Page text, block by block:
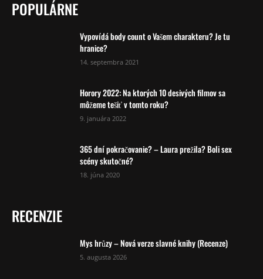
POPULÁRNE
Vypovídá body count o Vašem charakteru? Je tu
hranice?
14. septembra 2021
Horory 2022: Na ktorých 10 desivých filmov sa
môžeme tešiť v tomto roku?
9. januára 2022
365 dní pokračovanie? – Laura prežila? Boli sex
scény skutočné?
18. júna 2020
RECENZIE
Mys hrůzy – Nová verze slavné knihy (Recenze)
5. augusta 2026